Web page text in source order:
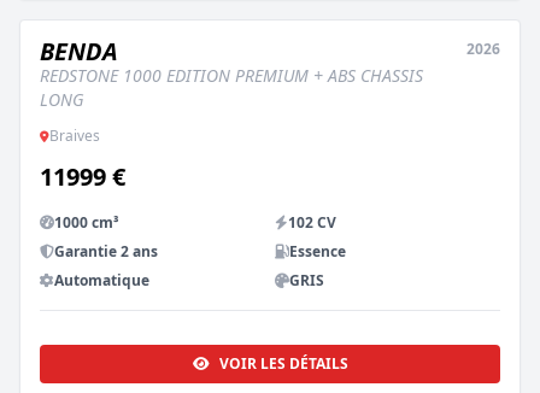
NEUF
BENDA
REDSTONE 1000 EDITION PREMIUM + ABS CHASSIS
LONG
2026
Braives
11999 €
1000 cm³
102 CV
Garantie 2 ans
Essence
Automatique
GRIS
VOIR LES DÉTAILS